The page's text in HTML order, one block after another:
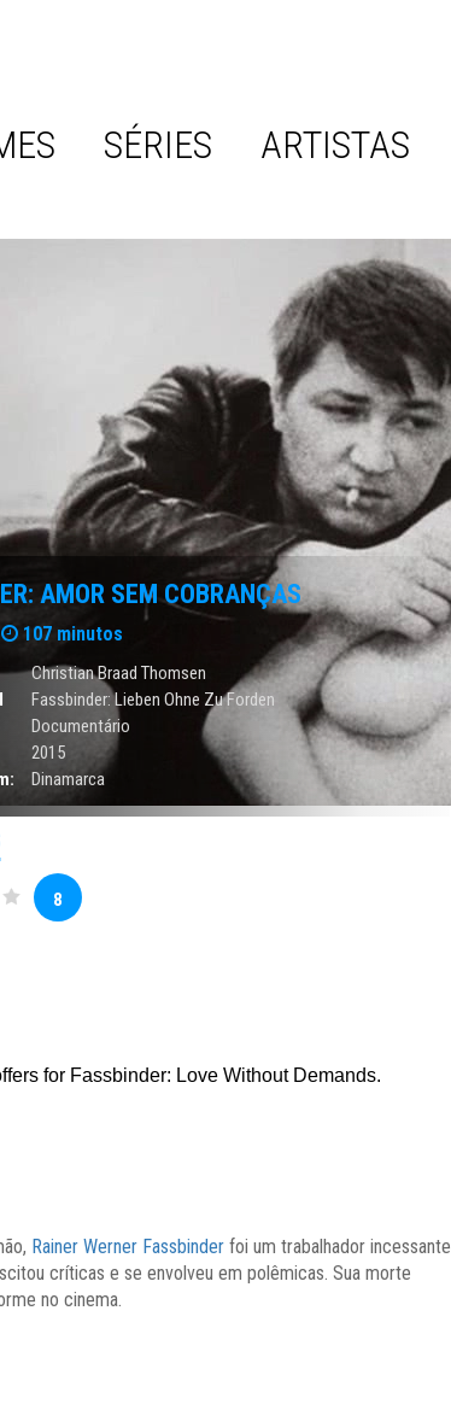
SÉRIES ARTISTAS
AMOR SEM COBRANÇAS
107 minutos
Christian Braad Thomsen
Fassbinder: Lieben Ohne Zu Forden
Documentário
2015
Dinamarca
8
Rainer Werner Fassbinder foi um trabalhador incessante
críticas e se envolveu em polêmicas. Sua morte
no cinema.